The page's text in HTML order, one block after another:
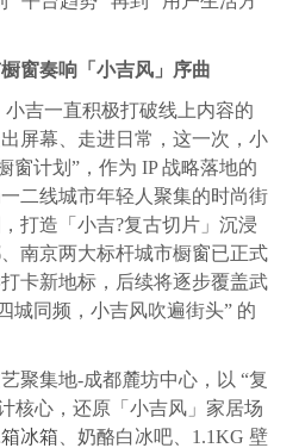
窗奏响「小吉风」序曲
吉一直积极打破线上内容的
屏幕、走进日常，这一次，小
窗计划”，作为 IP 战略落地的
二线城市年轻人聚集的时尚街
打造「小吉?复古切片」沉浸
南京两大标杆城市橱窗已正式
卡新地标，后续将逐步覆盖武
城同频，小吉风吹遍街头” 的
聚集地-成都麓坊中心，以 “复
核心，还原「小吉风」家居场
冰箱 、奶酪白冰吧、1.1KG 壁